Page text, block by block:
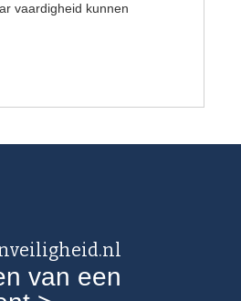
vaardigheid kunnen
van een